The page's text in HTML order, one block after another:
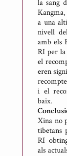
la sang
a una
nivell
amb els
RI per la
el
eren
i el
baix.
Xina no
tibetans
RI
als